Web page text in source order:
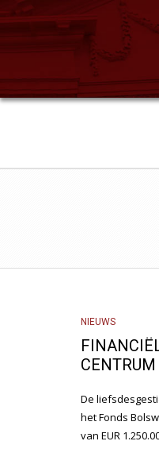
NIEUWS
CENTRUM
De
het Fonds
van EUR